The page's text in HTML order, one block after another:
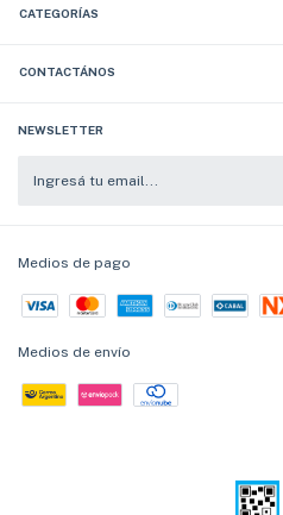
CATEGORÍAS
CONTACTÁNOS
NEWSLETTER
Medios de pago
Medios de envío